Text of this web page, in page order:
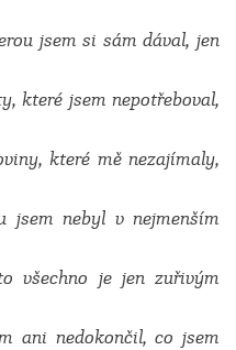
jsem si sám dával, jen
které jsem nepotřeboval,
které mě nezajímaly,
jsem nebyl v nejmenším
všechno je jen zuřivým
ani nedokončil, co jsem